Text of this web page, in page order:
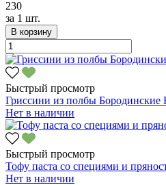
230
за 1 шт.
В корзину
Быстрый просмотр
Гриссини из полбы Бородинские
Нет в наличии
Быстрый просмотр
Тофу паста со специями и
Нет в наличии